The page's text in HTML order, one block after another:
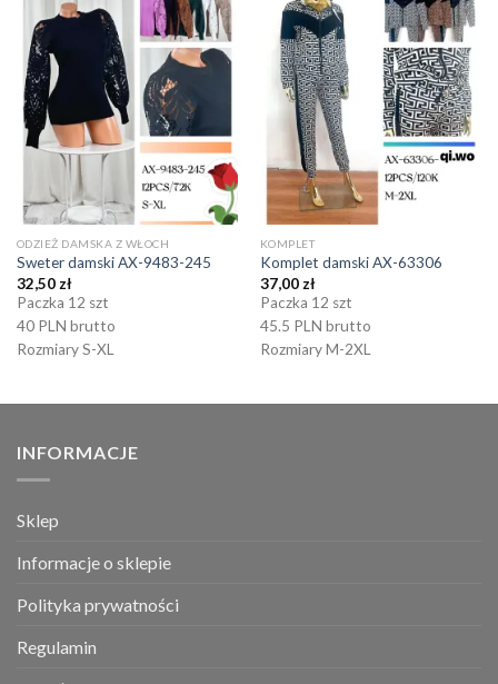
ODZIEŻ DAMSKA Z WŁOCH
Sweter damski AX-9483-245
32,50 zł
Paczka 12 szt
40 PLN brutto
Rozmiary S-XL
KOMPLET
Komplet damski AX-63306
37,00 zł
Paczka 12 szt
45.5 PLN brutto
Rozmiary M-2XL
INFORMACJE
Sklep
Informacje o sklepie
Polityka prywatności
Regulamin